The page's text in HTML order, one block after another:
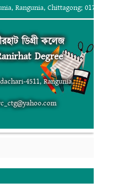
Rangunia, Chittagong;
ডিগ্রী কলেজ
Degree
4511, Rangunia,